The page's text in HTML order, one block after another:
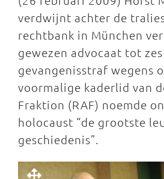
verdwijnt achter de
rechtbank in München
gewezen advocaat tot
gevangenisstraf wegens
voormalige kaderlid van
Fraktion (RAF) noemde
holocaust “de grootste
geschiedenis”.